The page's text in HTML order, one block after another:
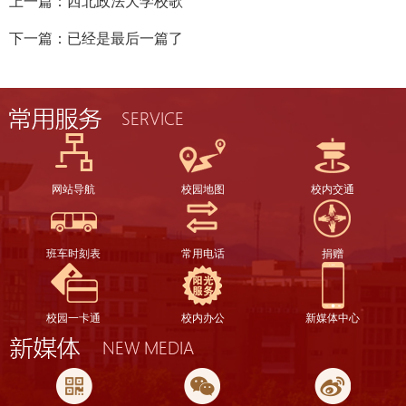
下一篇：已经是最后一篇了
网站导航 校园地图 校内交通
班车时刻表 常用电话 捐赠
校园一卡通 校内办公 新媒体中心